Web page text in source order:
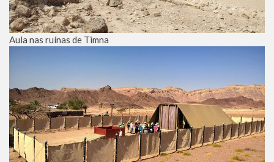
Aula nas ruínas de Timna